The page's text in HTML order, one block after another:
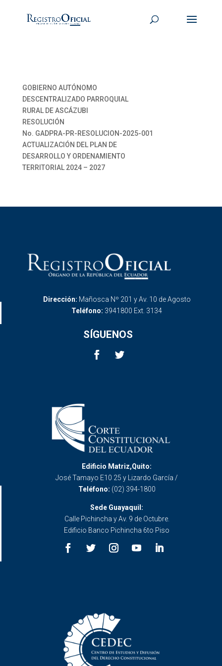
GOBIERNO AUTÓNOMO
DESCENTRALIZADO PARROQUIAL
RURAL DE ASCÁZUBI
RESOLUCIÓN
No. GADPRA-PR-RESOLUCION-2025-001
ACTUALIZACIÓN DEL PLAN DE
DESARROLLO Y ORDENAMIENTO
TERRITORIAL 2024 – 2027
Dirección: Mañosca Nº 201 y Av. 10 de Agosto
Teléfono: 3941800 Ext. 3134
SÍGUENOS
Edificio Matriz,Quito:
José Tamayo E10 25 y Lizardo García /
Teléfono: (02) 394-1800
Sede Guayaquil:
Calle Pichincha y Av. 9 de Octubre.
Edificio Banco Pichincha 6to Piso